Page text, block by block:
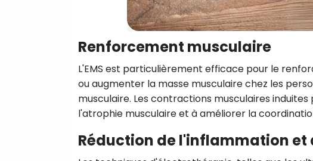
Renforcement musculaire
L'EMS est particulièrement efficace pour le
ou augmenter la masse musculaire chez les
musculaire. Les contractions musculaires
l'atrophie musculaire et à améliorer la
Réduction de l'inflammation